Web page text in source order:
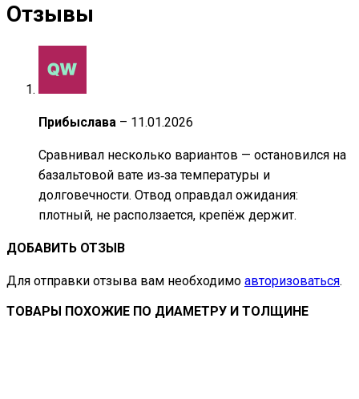
Отзывы
Прибыслава – 11.01.2026
Сравнивал несколько вариантов — остановился на
базальтовой вате из‑за температуры и
долговечности. Отвод оправдал ожидания:
плотный, не расползается, крепёж держит.
ДОБАВИТЬ ОТЗЫВ
Для отправки отзыва вам необходимо авторизоваться.
ТОВАРЫ ПОХОЖИЕ ПО ДИАМЕТРУ И ТОЛЩИНЕ